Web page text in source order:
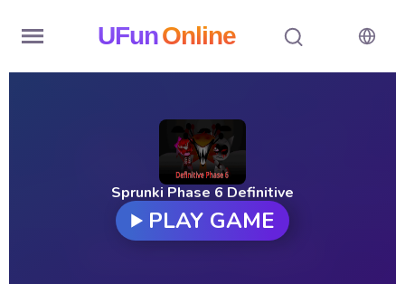
UFunOnline
Sprunki Phase 6 Definitive
PLAY GAME